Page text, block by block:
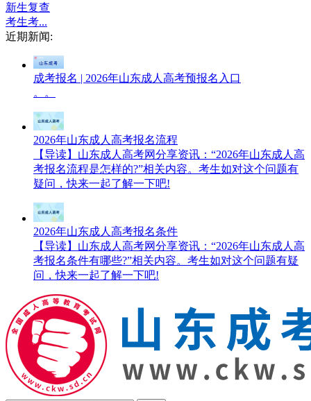
新生复查
考生考...
近期新闻:
成考报名 | 2026年山东成人高考预报名入口
。。
2026年山东成人高考报名流程
【导读】山东成人高考网分享资讯：“2026年山东成人高
考报名流程是怎样的?”相关内容。考生如对这个问题有
疑问，快来一起了解一下吧!
2026年山东成人高考报名条件
【导读】山东成人高考网分享资讯：“2026年山东成人高
考报名条件有哪些?”相关内容。考生如对这个问题有疑
问，快来一起了解一下吧!